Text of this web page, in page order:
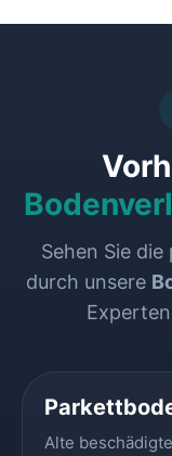
Sehen Sie
durch unsere
Alte